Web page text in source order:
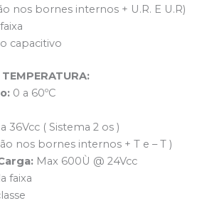
nos bornes internos + U.R. E U.R)
capacitivo
0 a 60ºC
a 36Vcc ( Sistema 2 os )
nos bornes internos + T e – T )
Max 600Ù @ 24Vcc
faixa